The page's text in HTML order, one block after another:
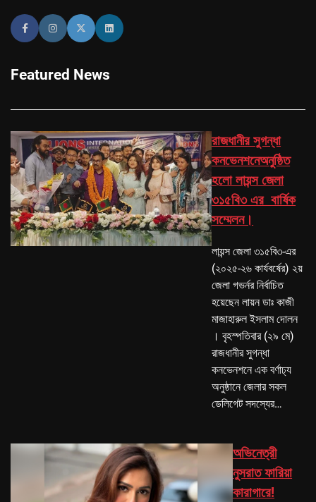
Featured News
রাজধানীর সুগন্ধা
কনভেনশনেঅনুষ্ঠিত
হলো লায়ন্স জেলা
৩১৫বি৩ এর বার্ষিক
সম্মেলন।
লায়ন্স জেলা ৩১৫বি৩-এর
(২০২৫-২৬ কার্যবর্ষের) ২য়
জেলা গভর্নর নির্বাচিত
হয়েছেন লায়ন ডাঃ কাজী
মাজাহারুল ইসলাম দোলন
। বৃহস্পতিবার (২৯ মে)
রাজধানীর সুগন্ধা
কনভেনশনে এক বর্ণাঢ্য
অনুষ্ঠানে জেলার সকল
ডেলিগেট সদস্যের…
অভিনেত্রী
নুসরাত ফারিয়া
কারাগারে!